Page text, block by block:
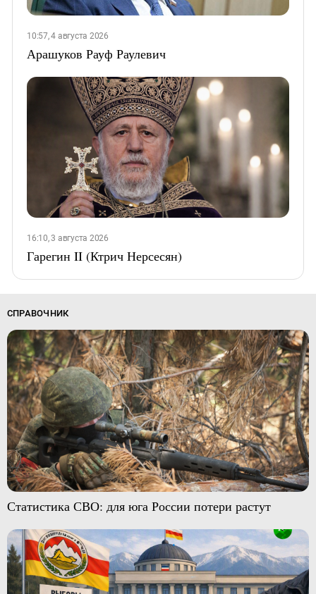
10:57, 4 августа 2026
Арашуков Рауф Раулевич
16:10, 3 августа 2026
Гарегин II (Ктрич Нерсесян)
СПРАВОЧНИК
Статистика СВО: для юга России потери растут